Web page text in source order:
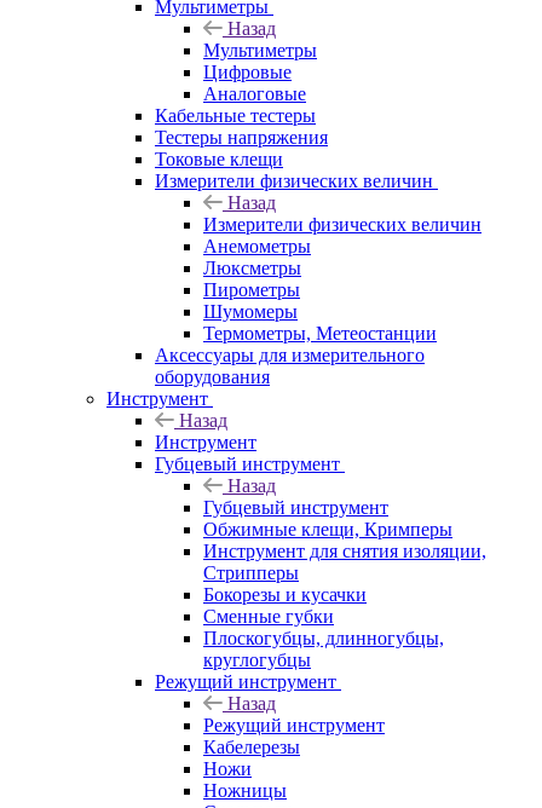
Мультиметры
Назад
Мультиметры
Цифровые
Аналоговые
Кабельные тестеры
Тестеры напряжения
Токовые клещи
Измерители физических величин
Назад
Измерители физических величин
Анемометры
Люксметры
Пирометры
Шумомеры
Термометры, Метеостанции
Аксессуары для измерительного
оборудования
Инструмент
Назад
Инструмент
Губцевый инструмент
Назад
Губцевый инструмент
Обжимные клещи, Кримперы
Инструмент для снятия изоляции,
Стрипперы
Бокорезы и кусачки
Сменные губки
Плоскогубцы, длинногубцы,
круглогубцы
Режущий инструмент
Назад
Режущий инструмент
Кабелерезы
Ножи
Ножницы